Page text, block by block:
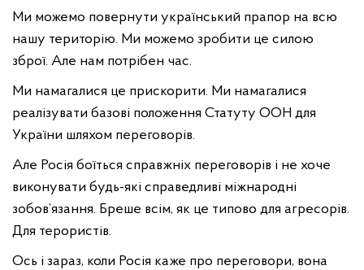
Ми можемо повернути український прапор на всю
нашу територію. Ми можемо зробити це силою
зброї. Але нам потрібен час.
Ми намагалися це прискорити. Ми намагалися
реалізувати базові положення Статуту ООН для
України шляхом переговорів.
Але Росія боїться справжніх переговорів і не хоче
виконувати будь-які справедливі міжнародні
зобов’язання. Бреше всім, як це типово для агресорів.
Для терористів.
Ось і зараз, коли Росія каже про переговори, вона